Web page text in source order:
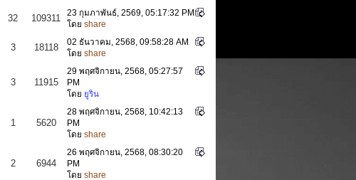
32 109311
23 กุมภาพันธ์, 2569, 05:17:32 PM
โดย share
3 18118
02 ธันวาคม, 2568, 09:58:28 AM
โดย share
3 11915
29 พฤศจิกายน, 2568, 05:27:57
PM
โดย ยูริน
1 5620
28 พฤศจิกายน, 2568, 10:42:13
PM
โดย share
2 6944
26 พฤศจิกายน, 2568, 08:30:20
PM
โดย share